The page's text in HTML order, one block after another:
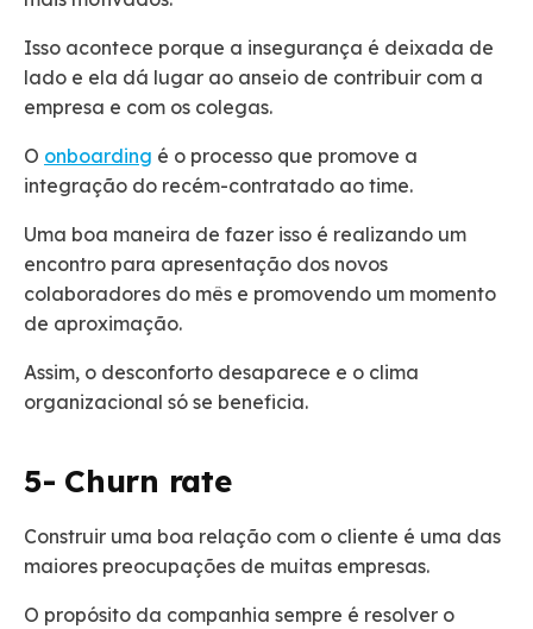
Isso acontece porque a insegurança é deixada de
lado e ela dá lugar ao anseio de contribuir com a
empresa e com os colegas.
O onboarding é o processo que promove a
integração do recém-contratado ao time.
Uma boa maneira de fazer isso é realizando um
encontro para apresentação dos novos
colaboradores do mês e promovendo um momento
de aproximação.
Assim, o desconforto desaparece e o clima
organizacional só se beneficia.
5- Churn rate
Construir uma boa relação com o cliente é uma das
maiores preocupações de muitas empresas.
O propósito da companhia sempre é resolver o